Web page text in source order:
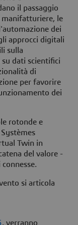
il passaggio
manifatturiere, le
dei
approcci digitali
sulla
su dati scientifici
di
per favorire
dei
rotonde e
Twin in
del valore -
si articola
, verranno